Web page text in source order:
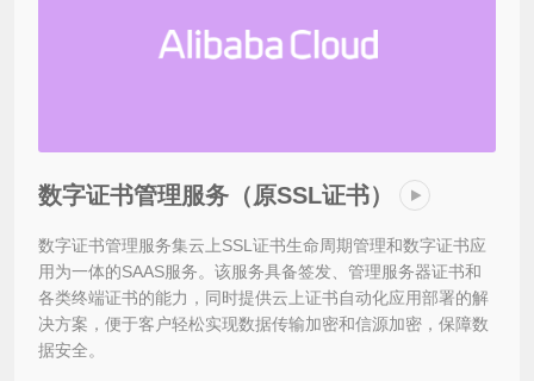
数字证书管理服务（原SSL证书）
数字证书管理服务集云上SSL证书生命周期管理和数字证书应
用为一体的SAAS服务。该服务具备签发、管理服务器证书和
各类终端证书的能力，同时提供云上证书自动化应用部署的解
决方案，便于客户轻松实现数据传输加密和信源加密，保障数
据安全。